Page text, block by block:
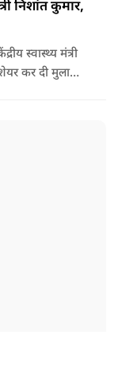
निशांत कुमार,
स्वास्थ्य मंत्री
कर दी मुलाकात